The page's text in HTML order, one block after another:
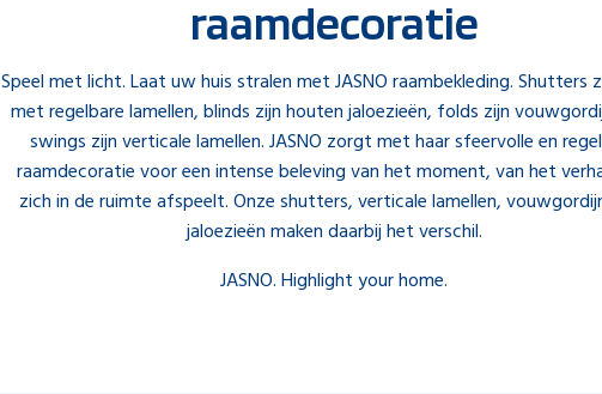
raamdecoratie
Speel met licht. Laat uw huis stralen met JASNO raambekleding. Shutters
met regelbare lamellen, blinds zijn houten jaloezieën, folds zijn
swings zijn verticale lamellen. JASNO zorgt met haar sfeervolle en
raamdecoratie voor een intense beleving van het moment, van het
zich in de ruimte afspeelt. Onze shutters, verticale lamellen,
jaloezieën maken daarbij het verschil.
JASNO. Highlight your home.